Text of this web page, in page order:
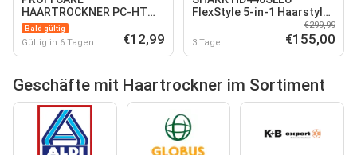
HAARTROCKNER PC-HT
3045
Bald gültig
Gültig in 6 Tagen €12,99
FlexStyle 5-in-1 Haarstyler
und Haartrockner Multi-...
3 Tage
€299,99
€155,00
Geschäfte mit Haartrockner im Sortiment